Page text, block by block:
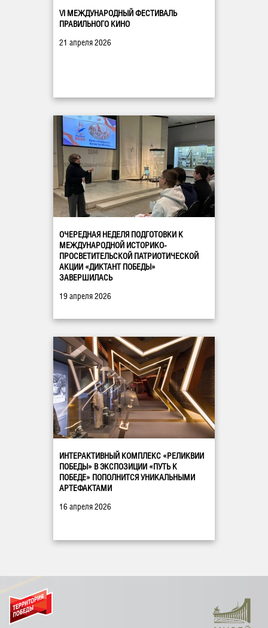
VI МЕЖДУНАРОДНЫЙ ФЕСТИВАЛЬ
ПРАВИЛЬНОГО КИНО
21 апреля 2026
ОЧЕРЕДНАЯ НЕДЕЛЯ ПОДГОТОВКИ К
МЕЖДУНАРОДНОЙ ИСТОРИКО-
ПРОСВЕТИТЕЛЬСКОЙ ПАТРИОТИЧЕСКОЙ
АКЦИИ «ДИКТАНТ ПОБЕДЫ»
ЗАВЕРШИЛАСЬ
19 апреля 2026
ИНТЕРАКТИВНЫЙ КОМПЛЕКС «РЕЛИКВИИ
ПОБЕДЫ» В ЭКСПОЗИЦИИ «ПУТЬ К
ПОБЕДЕ» ПОПОЛНИТСЯ УНИКАЛЬНЫМИ
АРТЕФАКТАМИ
16 апреля 2026